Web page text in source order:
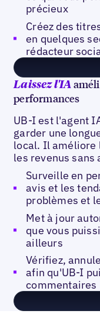
précieux
Créez des
en quelques
rédacteur
Laissez l'IA
performances
UB-I est l'agent
garder une
local. Il améliore
les revenus
Surveille en
avis et les
problèmes et
Met à jour
que vous
ailleurs
Vérifiez,
afin qu'UB-I
commentaires